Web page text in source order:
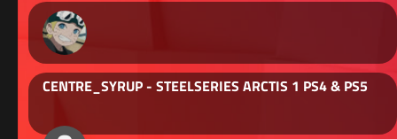
CENTRE_SYRUP - STEELSERIES ARCTIS 1 PS4 & PS5